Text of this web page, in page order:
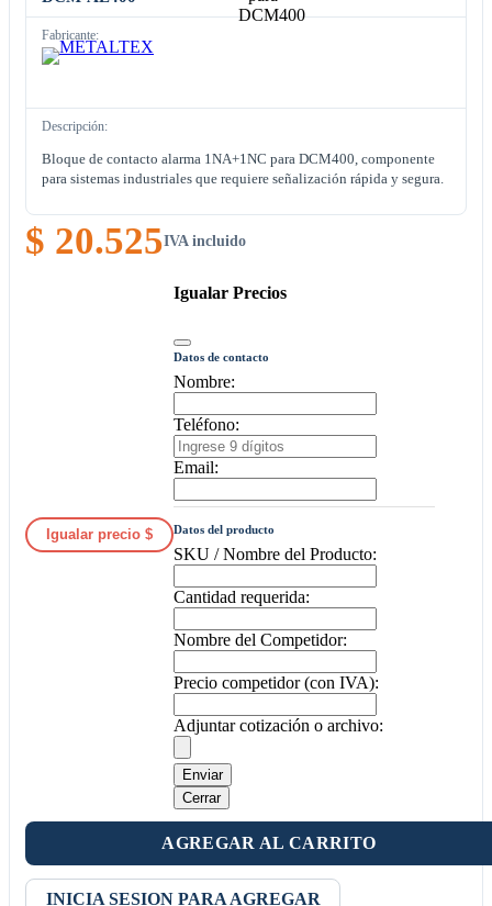
Fabricante:
Descripción:
Bloque de contacto alarma 1NA+1NC para DCM400, componente
para sistemas industriales que requiere señalización rápida y segura.
$ 20.525IVA incluido
Igualar precio $
Igualar Precios
Datos de contacto
Nombre:
Teléfono:
Email:
Datos del producto
SKU / Nombre del Producto:
Cantidad requerida:
Nombre del Competidor:
Precio competidor (con IVA):
Adjuntar cotización o archivo:
Enviar
Cerrar
AGREGAR AL CARRITO
INICIA SESION PARA AGREGAR